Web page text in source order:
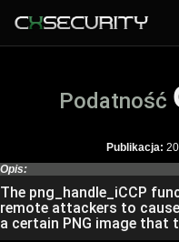
Podatność
Publikacja:
Opis:
The png_handle_iCCP
remote attackers to
a certain PNG image that